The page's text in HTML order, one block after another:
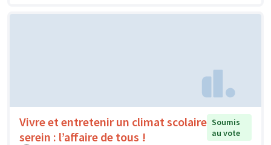
Vivre et entretenir un climat scolaire
serein : l’affaire de tous !
Soumis
au vote